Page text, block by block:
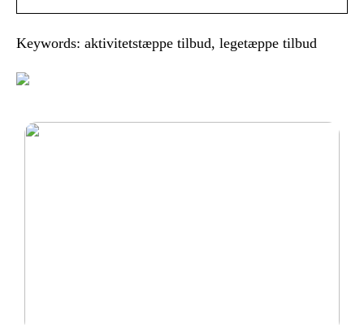
Keywords: aktivitetstæppe tilbud, legetæppe tilbud